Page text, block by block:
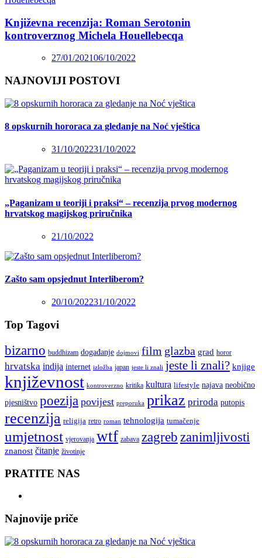
Književna recenzija: Roman Serotonin
kontroverznog Michela Houellebecqa
27/01/202106/10/2022
NAJNOVIJI POSTOVI
8 opskurnih hororaca za gledanje na Noć vještica
31/10/202231/10/2022
„Paganizam u teoriji i praksi“ – recenzija prvog modernog
hrvatskog magijskog priručnika
21/10/2022
Zašto sam opsjednut Interliberom?
20/10/202231/10/2022
Top Tagovi
bizarno buddhizam događanje dojmovi film glazba grad horor
hrvatska indija internet izložba japan jeste li znali jeste li znali? knjige
književnost kontroverzno kritika kultura lifestyle najava neobično
pjesništvo poezija povijest preporuka prikaz priroda putopis
recenzija religija retro roman tehnologija tumačenje
umjetnost vjerovanja wtf zabava zagreb zanimljivosti
znanost čitanje životinje
PRATITE NAS
Najnovije priče